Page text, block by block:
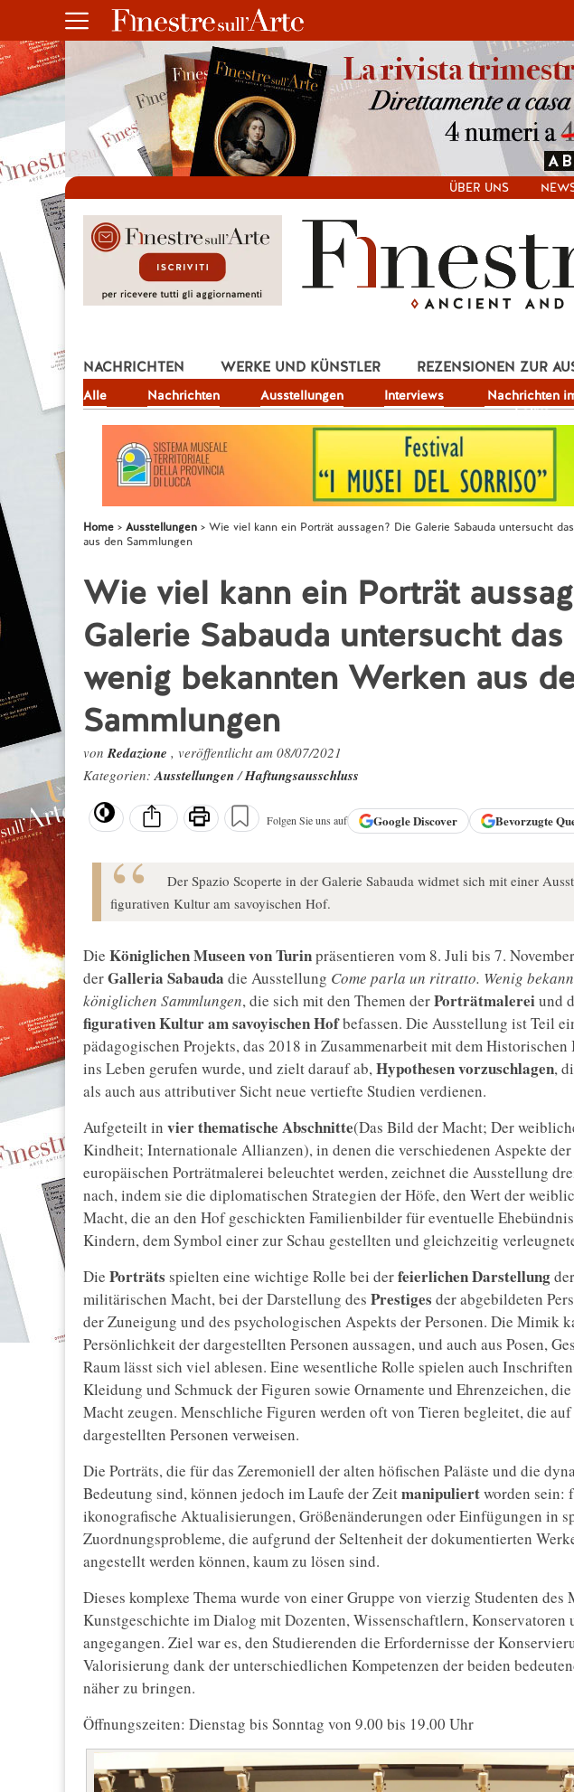
ÜBER UNS
NACHRICHTEN
Alle Nachrichten Ausstellungen Interviews
Nachrichten
Fokus
WERKE UND KÜNSTLER REZENSIONEN ZUR
JOB
Home Ausstellungen
Wie viel kann ein Porträt aussagen? Die Galerie Sabauda untersucht
aus den Sammlungen
Wie viel kann ein Porträt
Galerie Sabauda untersucht
wenig bekannten Werken aus
Sammlungen
vonRedazione , veröffentlicht am 08/07/2021
Kategorien:Ausstellungen/Haftungsausschluss
Folgen Sie uns auf GoogleDiscover Bevorzugte
Der Spazio Scoperte in der Galerie Sabauda widmet sich mit einer
figurativen Kultur am savoyischen Hof.
Die Königlichen Museen von Turinpräsentieren vom 8. Juli bis 7.
derGalleria Sabauda die Ausstellung Come parla un ritratto. Wenig
königlichen Sammlungen, die sich mit den Themen derPorträtmalereiund
figurativen Kultur am savoyischen Hofbefassen. Die Ausstellung ist Teil
pädagogischen Projekts, das 2018 in Zusammenarbeit mit dem
ins Leben gerufen wurde, und zielt darauf ab,Hypothesen vorzuschlagen,
als auch aus attributiver Sicht neue vertiefte Studien verdienen.
Aufgeteilt in vier thematische Abschnitte(Das Bild der Macht; Der
Kindheit; Internationale Allianzen), in denen die verschiedenen Aspekte der
europäischen Porträtmalerei beleuchtet werden, zeichnet die Ausstellung
nach, indem sie die diplomatischen Strategien der Höfe, den Wert der
Macht, die an den Hof geschickten Familienbilder für eventuelle
Kindern, dem Symbol einer zur Schau gestellten und gleichzeitig
Die Porträts spielten eine wichtige Rolle bei derfeierlichen Darstellung
militärischen Macht, bei der Darstellung des Prestiges der abgebildeten
der Zuneigung und des psychologischen Aspekts der Personen. Die Mimik
Persönlichkeit der dargestellten Personen aussagen, und auch aus Posen,
Raum lässt sich viel ablesen. Eine wesentliche Rolle spielen auch
Kleidung und Schmuck der Figuren sowie Ornamente und Ehrenzeichen,
Macht zeugen. Menschliche Figuren werden oft von Tieren begleitet, die
dargestellten Personen verweisen.
Die Porträts, die für das Zeremoniell der alten höfischen Paläste und die
Bedeutung sind, können jedoch im Laufe der Zeitmanipuliertworden sein:
ikonografische Aktualisierungen, Größenänderungen oder Einfügungen in
Zuordnungsprobleme, die aufgrund der Seltenheit der dokumentierten
angestellt werden können, kaum zu lösen sind.
Dieses komplexe Thema wurde von einer Gruppe von vierzig Studenten des
Kunstgeschichte im Dialog mit Dozenten, Wissenschaftlern, Konservatoren
angegangen. Ziel war es, den Studierenden die Erfordernisse der
Valorisierung dank der unterschiedlichen Kompetenzen der beiden
näher zu bringen.
Öffnungszeiten: Dienstag bis Sonntag von 9.00 bis 19.00 Uhr